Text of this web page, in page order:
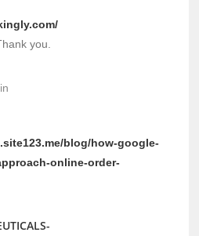
you.
blog/how-google-
online-order-